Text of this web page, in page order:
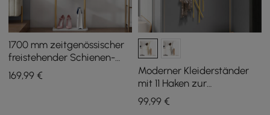
1700 mm zeitgenössischer
freistehender Schienen-
Stoffständer mit
Marmorsockel
169,99 €
Moderner Kleiderständer
mit 11 Haken zur
Wandmontage in Gold mit
Astform
99,99€